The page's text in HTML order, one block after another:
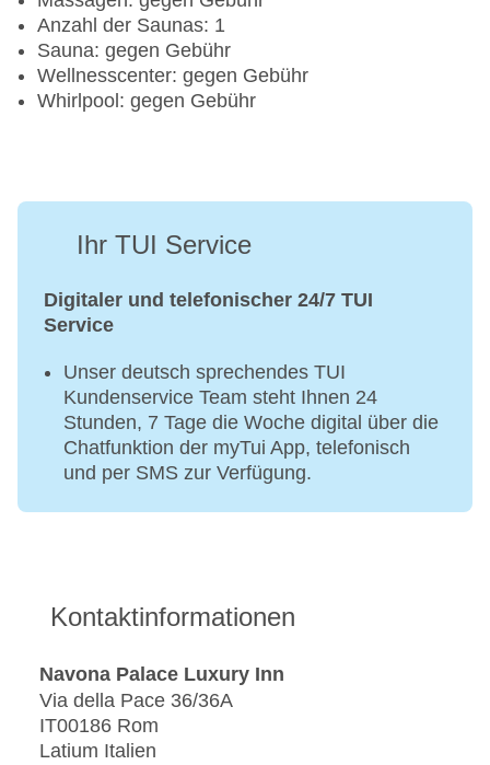
Anzahl der Saunas: 1
Sauna: gegen Gebühr
Wellnesscenter: gegen Gebühr
Whirlpool: gegen Gebühr
Ihr TUI Service
Digitaler und telefonischer 24/7 TUI
Service
Unser deutsch sprechendes TUI
Kundenservice Team steht Ihnen 24
Stunden, 7 Tage die Woche digital über die
Chatfunktion der myTui App, telefonisch
und per SMS zur Verfügung.
Kontaktinformationen
Navona Palace Luxury Inn
Via della Pace 36/36A
IT00186 Rom
Latium Italien